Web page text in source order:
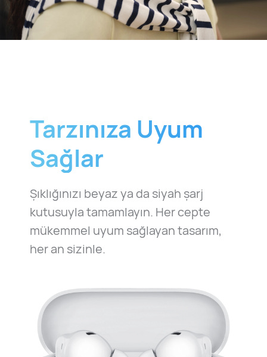
Tarzınıza Uyum
Sağlar
Şıklığınızı beyaz ya da siyah şarj
kutusuyla tamamlayın. Her cepte
mükemmel uyum sağlayan tasarım,
her an sizinle.